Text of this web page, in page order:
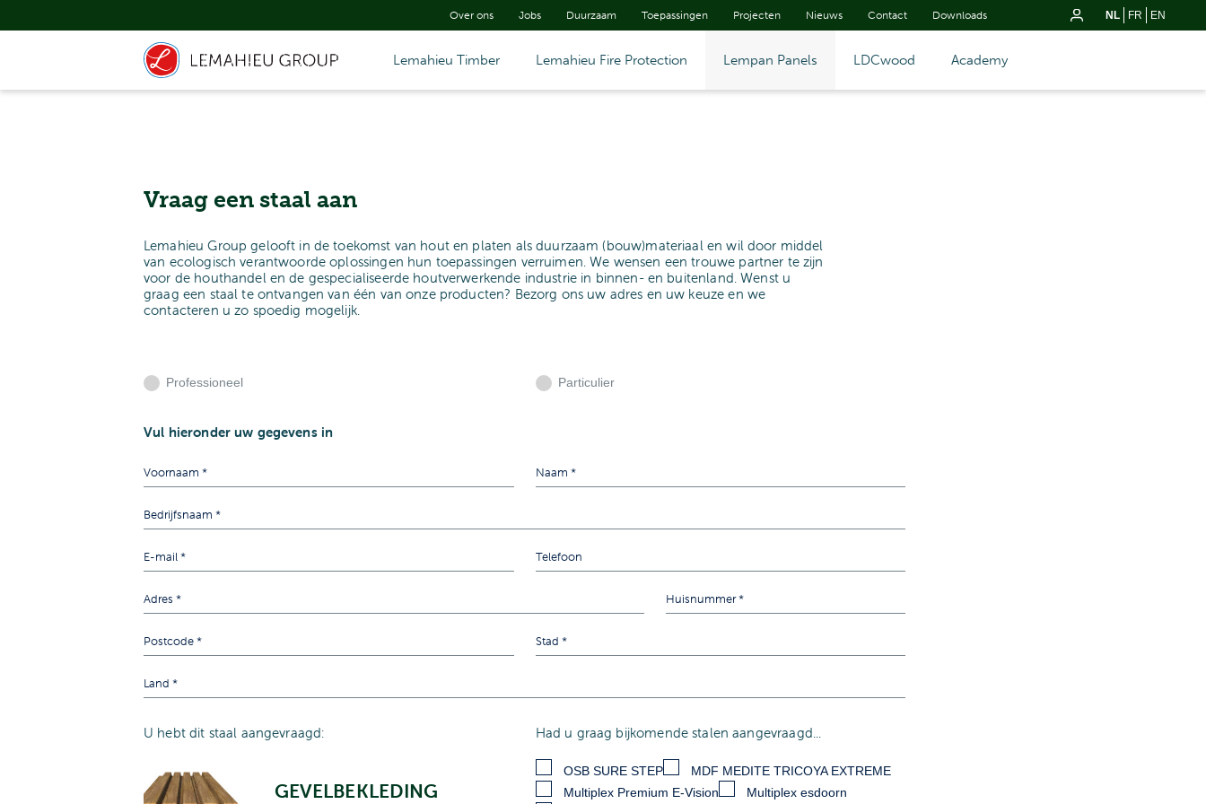
Over ons Jobs Duurzaam Toepassingen Projecten Nieuws Contact Downloads NL FR EN
Lemahieu Timber Lemahieu Fire Protection Lempan Panels LDCwood Academy
Vraag een staal aan
Lemahieu Group gelooft in de toekomst van hout en platen als duurzaam (bouw)materiaal en wil door middel
van ecologisch verantwoorde oplossingen hun toepassingen verruimen. We wensen een trouwe partner te zijn
voor de houthandel en de gespecialiseerde houtverwerkende industrie in binnen- en buitenland. Wenst u
graag een staal te ontvangen van één van onze producten? Bezorg ons uw adres en uw keuze en we
contacteren u zo spoedig mogelijk.
Professioneel Particulier
Vul hieronder uw gegevens in
U hebt dit staal aangevraagd:
GEVELBEKLEDING
Had u graag bijkomende stalen aangevraagd...
OSB SURE STEP
MDF MEDITE TRICOYA EXTREME
Multiplex Premium E-Vision
Multiplex esdoorn